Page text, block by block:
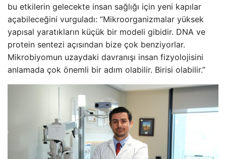
bu etkilerin gelecekte insan sağlığı için yeni kapılar
açabileceğini vurguladı: “Mikroorganizmalar yüksek
yapısal yaratıkların küçük bir modeli gibidir. DNA ve
protein sentezi açısından bize çok benziyorlar.
Mikrobiyomun uzaydaki davranışı insan fizyolojisini
anlamada çok önemli bir adım olabilir. Birisi olabilir.”